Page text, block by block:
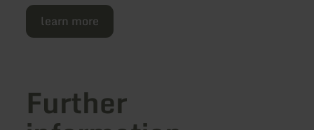
learn more
Further